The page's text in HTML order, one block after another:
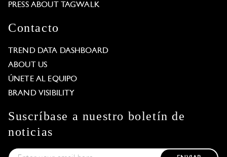
PRESS ABOUT TAGWALK
Contacto
TREND DATA DASHBOARD
ABOUT US
ÚNETE AL EQUIPO
BRAND VISIBILITY
Suscríbase a nuestro boletín de
noticias